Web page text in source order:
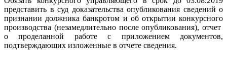
представить в суд доказательства опубликования сведений о
признании должника банкротом и об открытии конкурсного
производства (незамедлительно после опубликования), отчет
о проделанной работе с приложением документов,
подтверждающих изложенные в отчете сведения.